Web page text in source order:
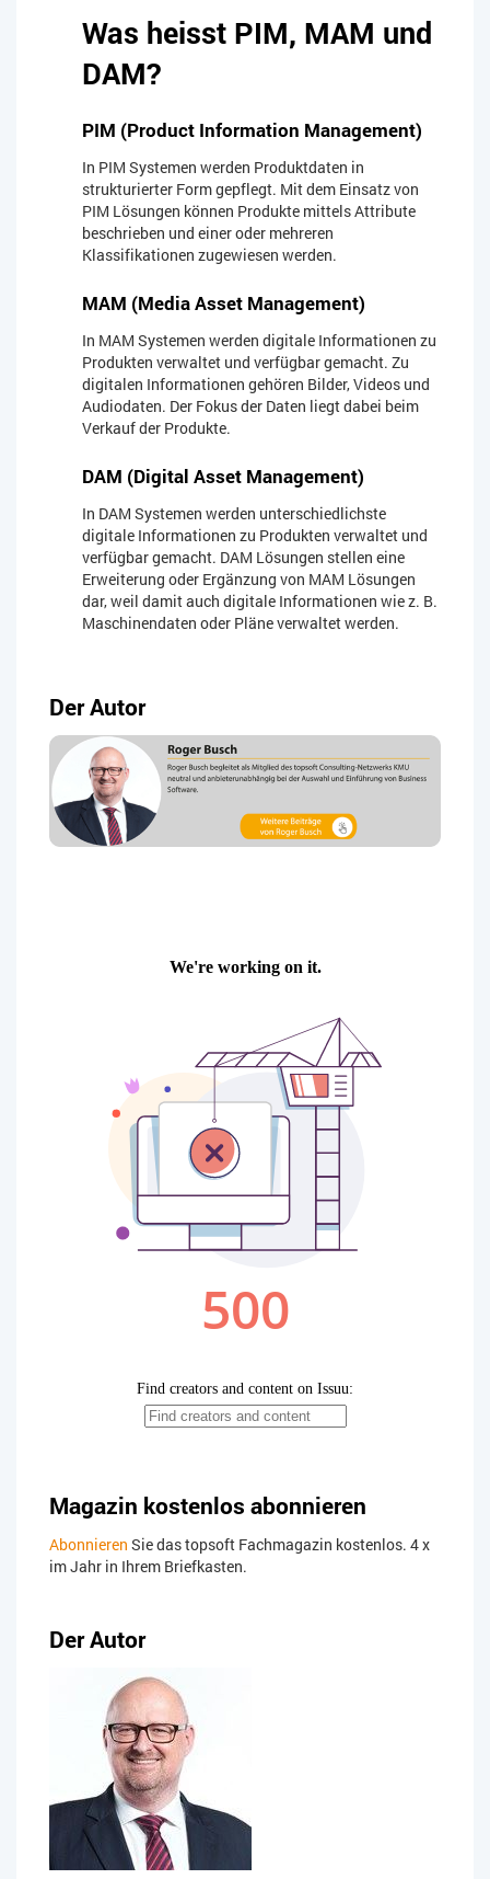
Was heisst PIM, MAM und
DAM?
PIM (Product Information Management)
In PIM Systemen werden Produktdaten in
strukturierter Form gepflegt. Mit dem Einsatz von
PIM Lösungen können Produkte mittels Attribute
beschrieben und einer oder mehreren
Klassifikationen zugewiesen werden.
MAM (Media Asset Management)
In MAM Systemen werden digitale Informationen zu
Produkten verwaltet und verfügbar gemacht. Zu
digitalen Informationen gehören Bilder, Videos und
Audiodaten. Der Fokus der Daten liegt dabei beim
Verkauf der Produkte.
DAM (Digital Asset Management)
In DAM Systemen werden unterschiedlichste
digitale Informationen zu Produkten verwaltet und
verfügbar gemacht. DAM Lösungen stellen eine
Erweiterung oder Ergänzung von MAM Lösungen
dar, weil damit auch digitale Informationen wie z. B.
Maschinendaten oder Pläne verwaltet werden.
Der Autor
Magazin kostenlos abonnieren
Abonnieren Sie das topsoft Fachmagazin kostenlos. 4 x
im Jahr in Ihrem Briefkasten.
Der Autor